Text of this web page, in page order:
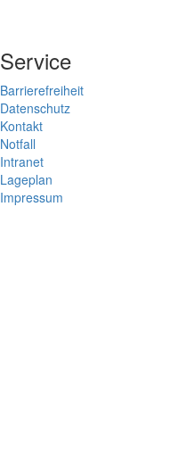
Service
Barrierefreiheit
Datenschutz
Kontakt
Notfall
Intranet
Lageplan
Impressum